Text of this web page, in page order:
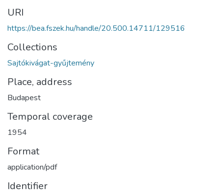
URI
https://bea.fszek.hu/handle/20.500.14711/129516
Collections
Sajtókivágat-gyűjtemény
Place, address
Budapest
Temporal coverage
1954
Format
application/pdf
Identifier